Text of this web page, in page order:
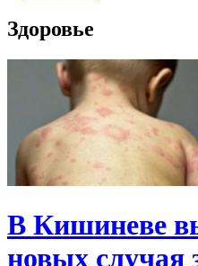
Здоровье
В Кишиневе
новых случая